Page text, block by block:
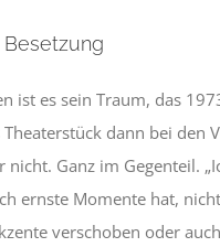
ist es sein Traum, das
dann bei den
nicht. Ganz im Gegenteil.
ernste Momente hat,
verschoben oder